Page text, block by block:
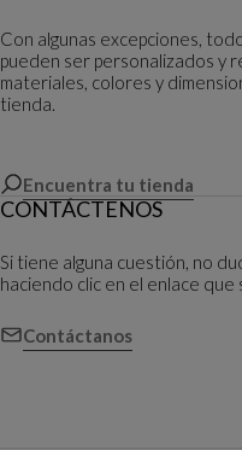
Con algunas excepciones,
pueden ser personalizados y
materiales, colores y
tienda.
Encuentra tu tienda
CONTÁCTENOS
Si tiene alguna cuestión, no
haciendo clic en el enlace
Contáctanos